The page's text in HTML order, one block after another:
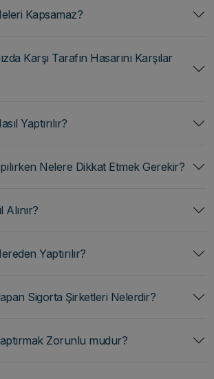
Kapsamaz?
Karşı Tarafın Hasarını Karşılar
Yaptırılır?
Nelere Dikkat Etmek Gerekir?
Alınır?
Yaptırılır?
Sigorta Şirketleri Nelerdir?
Zorunlu mudur?